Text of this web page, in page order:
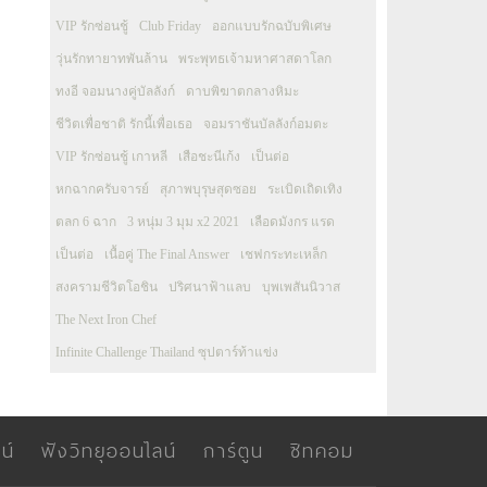
VIP รักซ่อนชู้ Club Friday ออกแบบรักฉบับพิเศษ
วุ่นรักทายาทพันล้าน พระพุทธเจ้ามหาศาสดาโลก
ทงอี จอมนางคู่บัลลังก์ ดาบพิฆาตกลางหิมะ
ชีวิตเพื่อชาติ รักนี้เพื่อเธอ จอมราชันบัลลังก์อมตะ
VIP รักซ่อนชู้ เกาหลี เสือชะนีเก้ง เป็นต่อ
หกฉากครับจารย์ สุภาพบุรุษสุดซอย ระเบิดเถิดเทิง
ตลก 6 ฉาก 3 หนุ่ม 3 มุม x2 2021 เลือดมังกร แรด
เป็นต่อ เนื้อคู่ The Final Answer เชฟกระทะเหล็ก
สงครามชีวิตโอชิน ปริศนาฟ้าแลบ บุพเพสันนิวาส
The Next Iron Chef
Infinite Challenge Thailand ซุปตาร์ท้าแข่ง
ฟังวิทยุออนไลน์ การ์ตูน ซิทคอม